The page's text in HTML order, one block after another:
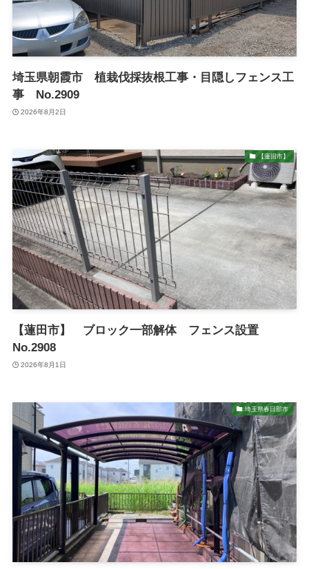
埼玉県朝霞市 植栽伐採抜根工事・目隠しフェンス工
事 No.2909
2026年8月2日
【蓮田市】
【蓮田市】 ブロック一部解体 フェンス設置
No.2908
2026年8月1日
埼玉県春日部市